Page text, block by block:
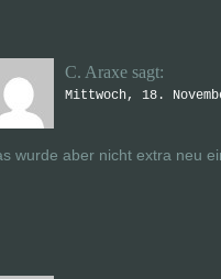
C. Araxe sagt:
Mittwoch, 18.
wurde aber nicht extra neu